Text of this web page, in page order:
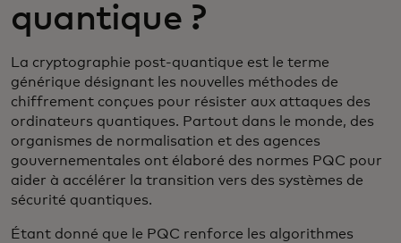
quantique ?
La cryptographie post-quantique est le terme
générique désignant les nouvelles méthodes de
chiffrement conçues pour résister aux attaques des
ordinateurs quantiques. Partout dans le monde, des
organismes de normalisation et des agences
gouvernementales ont élaboré des normes PQC pour
aider à accélérer la transition vers des systèmes de
sécurité quantiques.
Étant donné que le PQC renforce les algorithmes